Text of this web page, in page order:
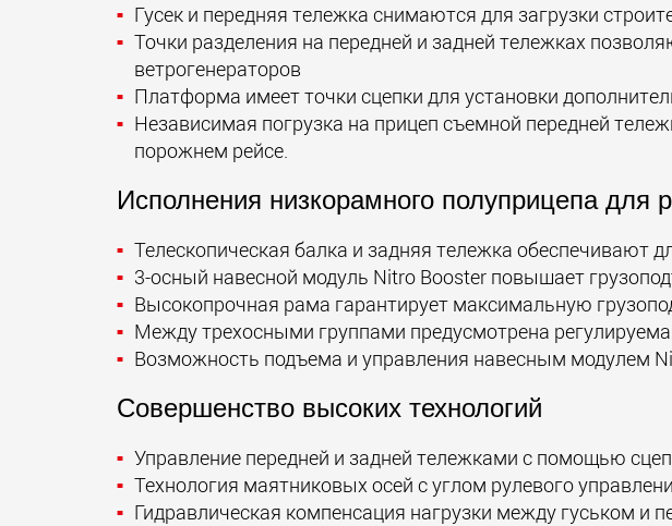
Гусек и передняя тележка снимаются для загрузки
Точки разделения на передней и задней тележках
ветрогенераторов
Платформа имеет точки сцепки для установки
Независимая погрузка на прицеп съемной передней
порожнем рейсе.
Исполнения низкорамного полуприцепа для
Телескопическая балка и задняя тележка обеспечивают
3-осный навесной модуль Nitro Booster повышает
Высокопрочная рама гарантирует максимальную
Между трехосными группами предусмотрена
Возможность подъема и управления навесным модулем
Совершенство высоких технологий
Управление передней и задней тележками с помощью
Технология маятниковых осей с углом рулевого
Гидравлическая компенсация нагрузки между гуськом и